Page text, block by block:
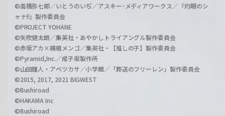
©高橋弥七郎／いとうのいぢ／アスキー･メディアワークス／『灼眼のシ
ャナF』製作委員会
©PROJECT YOHANE
©矢吹健太朗／集英社・あやかしトライアングル製作委員会
©赤坂アカ×横槍メンゴ／集英社・【推しの子】製作委員会
©Pyramid,Inc.／成子坂製作所
©山田鐘人・アベツカサ／小学館／「葬送のフリーレン」製作委員会
©2015, 2017, 2021 BIGWEST
©Bushiroad
©HAKAMA Inc
©Bushiroad